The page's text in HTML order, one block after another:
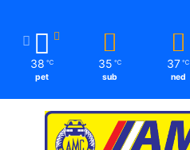
38 ℃
pet
35 ℃
sub
37 ℃
ned